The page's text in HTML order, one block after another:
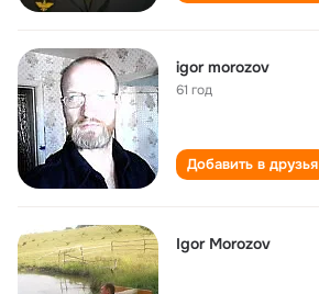
igor morozov
61 год
Добавить в друзья
Igor Morozov